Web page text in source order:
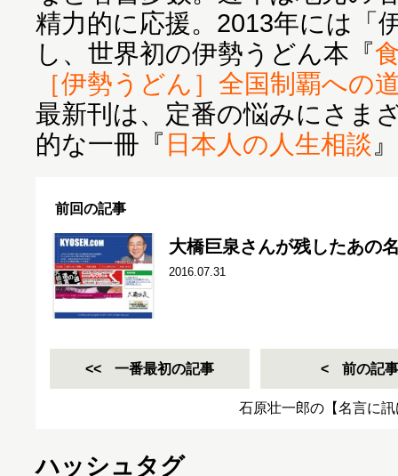
精力的に応援。2013年には「
し、世界初の伊勢うどん本『
［伊勢うどん］全国制覇への
最新刊は、定番の悩みにさま
的な一冊『 日本人の人生相談
前回の記事
大橋巨泉さんが残したあの
2016.07.31
一番最初の記事 前の記事
石原壮一郎の【名言に
ハッシュタグ